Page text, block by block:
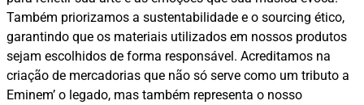
Também priorizamos a sustentabilidade e o sourcing ético,
garantindo que os materiais utilizados em nossos produtos
sejam escolhidos de forma responsável. Acreditamos na
criação de mercadorias que não só serve como um tributo a
Eminem’ o legado, mas também representa o nosso